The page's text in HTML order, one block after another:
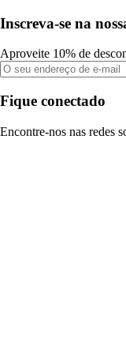
Inscreva-se na
Aproveite 10% de
Fique conectado
Encontre-nos nas redes